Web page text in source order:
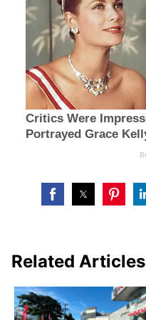
Related Articles